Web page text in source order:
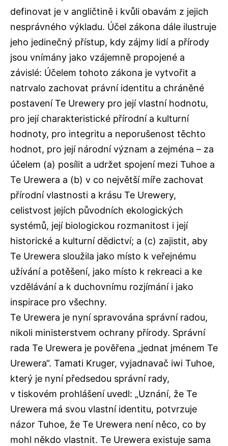
definovat je v angličtině i kvůli obavám z jejich
nesprávného výkladu. Účel zákona dále ilustruje
jeho jedinečný přístup, kdy zájmy lidí a přírody
jsou vnímány jako vzájemně propojené a
závislé: Účelem tohoto zákona je vytvořit a
natrvalo zachovat právní identitu a chráněné
postavení Te Urewery pro její vlastní hodnotu,
pro její charakteristické přírodní a kulturní
hodnoty, pro integritu a neporušenost těchto
hodnot, pro její národní význam a zejména – za
účelem (a) posílit a udržet spojení mezi Tuhoe a
Te Urewera a (b) v co největší míře zachovat
přírodní vlastnosti a krásu Te Urewery,
celistvost jejích původních ekologických
systémů, její biologickou rozmanitost i její
historické a kulturní dědictví; a (c) zajistit, aby
Te Urewera sloužila jako místo k veřejnému
užívání a potěšení, jako místo k rekreaci a ke
vzdělávání a k duchovnímu rozjímání i jako
inspirace pro všechny.
Te Urewera je nyní spravována správní radou,
nikoli ministerstvem ochrany přírody. Správní
rada Te Urewera je pověřena „jednat jménem Te
Urewera“. Tamati Kruger, vyjadnavač iwi Tuhoe,
který je nyní předsedou správní rady,
v tiskovém prohlášení uvedl: „Uznání, že Te
Urewera má svou vlastní identitu, potvrzuje
názor Tuhoe, že Te Urewera není něco, co by
mohl někdo vlastnit. Te Urewera existuje sama